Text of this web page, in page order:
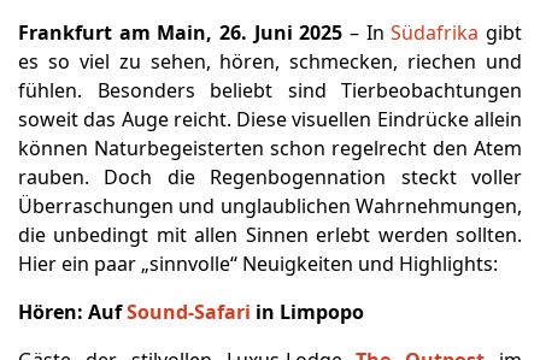
Frankfurt am Main, 26. Juni 2025 – InSüdafrika gibt
es so viel zu sehen, hören, schmecken, riechen und
fühlen. Besonders beliebt sind Tierbeobachtungen
soweit das Auge reicht. Diese visuellen Eindrücke allein
können Naturbegeisterten schon regelrecht den Atem
rauben. Doch die Regenbogennation steckt voller
Überraschungen und unglaublichen Wahrnehmungen,
die unbedingt mit allen Sinnen erlebt werden sollten.
Hier ein paar „sinnvolle“ Neuigkeiten und Highlights:
Hören: AufSound-Safari in Limpopo